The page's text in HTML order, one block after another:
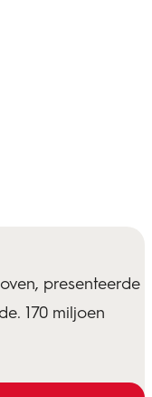
presenteerde
170 miljoen